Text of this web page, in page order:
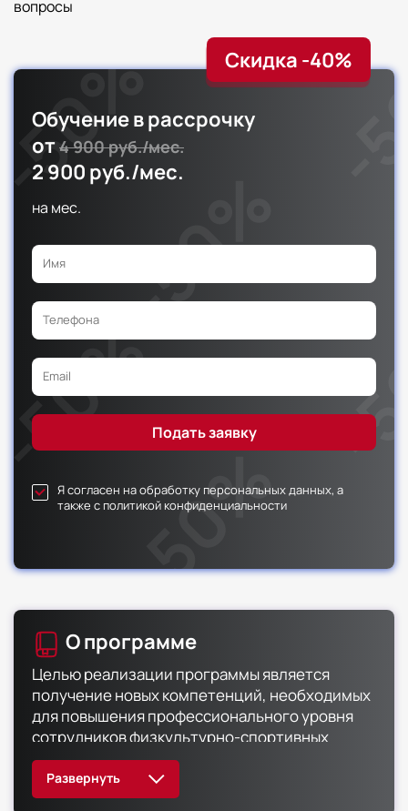
вопросы
Скидка -40%
Обучение в рассрочку
от4 900 руб./мес.
2 900 руб./мес.
на мес.
Я согласен на обработку персональных данных, а
также с политикой конфиденциальности
О программе
Целью реализации программы является
получение новых компетенций, необходимых
для повышения профессионального уровня
сотрудников физкультурно-спортивных
организаций в рамках темы «Стратегический
маркетинг физкультурно-спортивной
организации».